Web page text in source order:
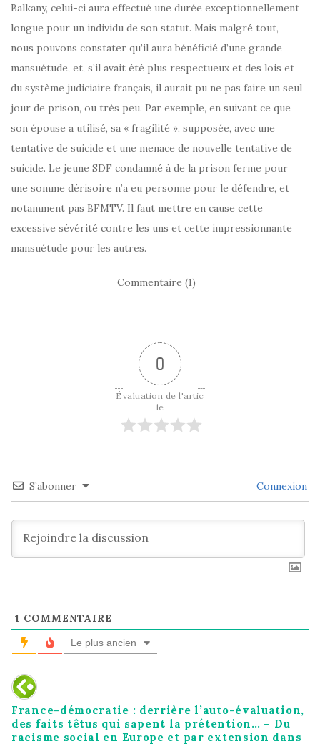
Balkany, celui-ci aura effectué une durée exceptionnellement
longue pour un individu de son statut. Mais malgré tout,
nous pouvons constater qu’il aura bénéficié d’une grande
mansuétude, et, s’il avait été plus respectueux et des lois et
du système judiciaire français, il aurait pu ne pas faire un seul
jour de prison, ou très peu. Par exemple, en suivant ce que
son épouse a utilisé, sa « fragilité », supposée, avec une
tentative de suicide et une menace de nouvelle tentative de
suicide. Le jeune SDF condamné à de la prison ferme pour
une somme dérisoire n’a eu personne pour le défendre, et
notamment pas BFMTV. Il faut mettre en cause cette
excessive sévérité contre les uns et cette impressionnante
mansuétude pour les autres.
Commentaire (1)
0
Évaluation de l'artic
le
S’abonner Connexion
1 COMMENTAIRE
Le plus ancien
France-démocratie : derrière l’auto-évaluation,
des faits têtus qui sapent la prétention… – Du
racisme social en Europe et par extension dans